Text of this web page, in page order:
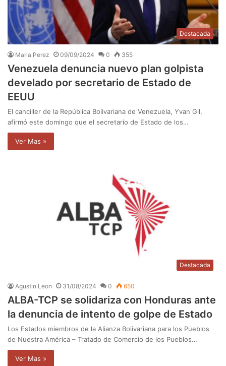
Destacada
Maria Perez 09/09/2024 0 355
Venezuela denuncia nuevo plan golpista
develado por secretario de Estado de
EEUU
El canciller de la República Bolivariana de Venezuela, Yvan Gil,
afirmó este domingo que el secretario de Estado de los…
Ver Mas »
Destacada
Agustin Leon 31/08/2024 0 650
ALBA-TCP se solidariza con Honduras ante
la denuncia de intento de golpe de Estado
Los Estados miembros de la Alianza Bolivariana para los Pueblos
de Nuestra América – Tratado de Comercio de los Pueblos…
Ver Mas »